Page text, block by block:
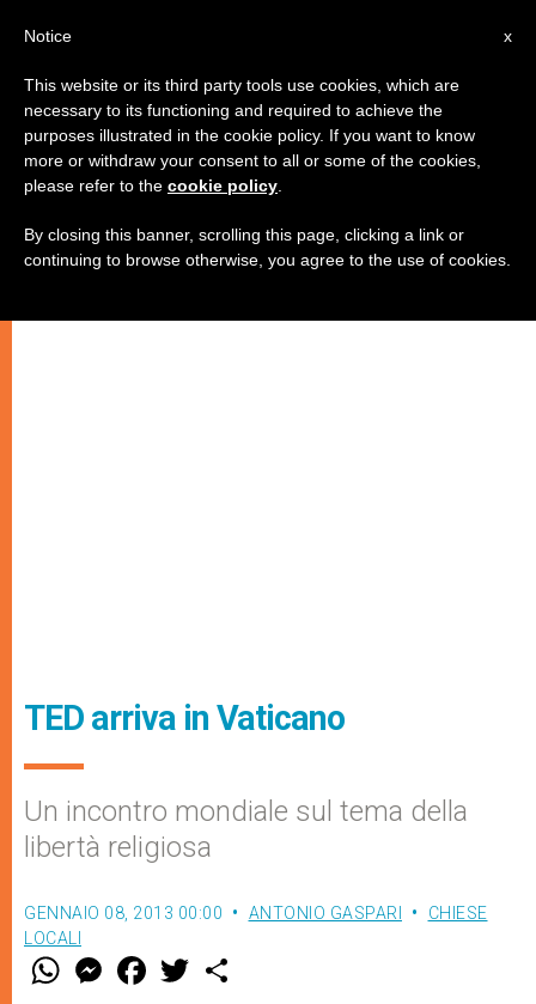
TED arriva in Vaticano
Un incontro mondiale sul tema della
libertà religiosa
GENNAIO 08, 2013 00:00 ANTONIO GASPARI
CHIESE
LOCALI
W M
e
F
a w
x
Notice
This website or its third party tools use cookies, which are
necessary to its functioning and required to achieve the
purposes illustrated in the cookie policy. If you want to know
more or withdraw your consent to all or some of the cookies,
please refer to the cookie policy
By closing this banner, scrolling this page, clicking a link or
continuing to browse otherwise, you agree to the use of cookies.